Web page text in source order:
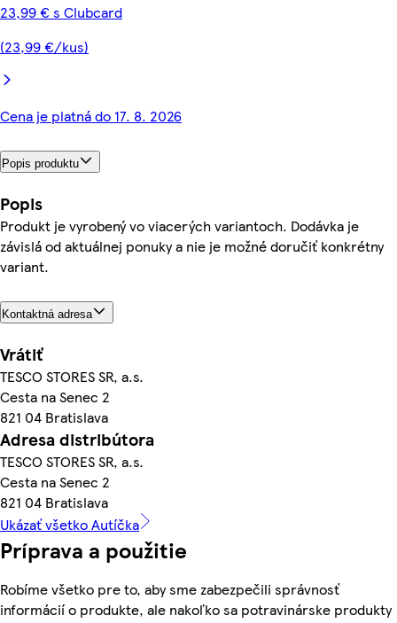
23,99 € s Clubcard
(23,99 €/kus)
Cena je platná do 17. 8. 2026
Popis produktu
Popis
Produkt je vyrobený vo viacerých variantoch. Dodávka je
závislá od aktuálnej ponuky a nie je možné doručiť konkrétny
variant.
Kontaktná adresa
Vrátiť
TESCO STORES SR, a.s.
Cesta na Senec 2
821 04 Bratislava
Adresa distribútora
TESCO STORES SR, a.s.
Cesta na Senec 2
821 04 Bratislava
Ukázať všetko Autíčka
Príprava a použitie
Robíme všetko pre to, aby sme zabezpečili správnosť
informácií o produkte, ale nakoľko sa potravinárske produkty